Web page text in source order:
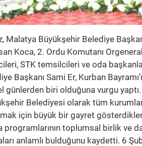
Malatya Büyükşehir Belediye
Koca, 2. Ordu Komutanı
STK temsilcileri ve oda
Başkanı Sami Er, Kurban
günlerden biri olduğuna vurgu
Belediyesi olarak tüm
için büyük bir gayret
toplumsal birlik ve
anlamlı bulduğunu kaydetti. 6